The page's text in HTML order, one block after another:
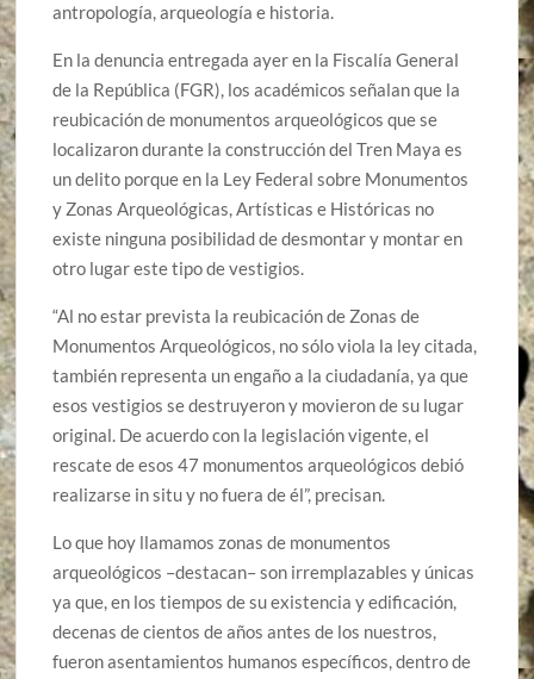
antropología, arqueología e historia.
En la denuncia entregada ayer en la Fiscalía General
de la República (FGR), los académicos señalan que la
reubicación de monumentos arqueológicos que se
localizaron durante la construcción del Tren Maya es
un delito porque en la Ley Federal sobre Monumentos
y Zonas Arqueológicas, Artísticas e Históricas no
existe ninguna posibilidad de desmontar y montar en
otro lugar este tipo de vestigios.
“Al no estar prevista la reubicación de Zonas de
Monumentos Arqueológicos, no sólo viola la ley citada,
también representa un engaño a la ciudadanía, ya que
esos vestigios se destruyeron y movieron de su lugar
original. De acuerdo con la legislación vigente, el
rescate de esos 47 monumentos arqueológicos debió
realizarse in situ y no fuera de él”, precisan.
Lo que hoy llamamos zonas de monumentos
arqueológicos –destacan– son irremplazables y únicas
ya que, en los tiempos de su existencia y edificación,
decenas de cientos de años antes de los nuestros,
fueron asentamientos humanos específicos, dentro de